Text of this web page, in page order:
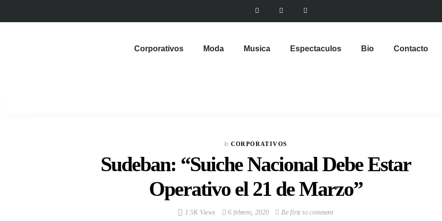
Corporativos Moda Musica Espectaculos Bio Contacto
In CORPORATIVOS
Sudeban: “Suiche Nacional Debe Estar
Operativo el 21 de Marzo”
1.5K Views 6 febrero, 2020 Be first to comment